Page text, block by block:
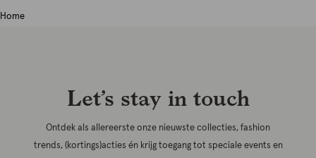
Home
Let’s stay in touch
Ontdek als allereerste onze nieuwste collecties, fashion
trends, (kortings)acties én krijg toegang tot speciale events en